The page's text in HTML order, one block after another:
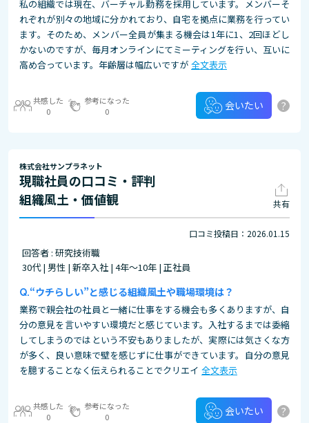
私の組織では現在、バーチャル勤務を採用しています。メンバーそ
れぞれが別々の地域に分かれており、自宅を拠点に業務を行ってい
ます。そのため、メンバー全員が集まる機会は1年に1、2回ほどし
かないのですが、毎月オンラインにてミーティングを行い、互いに
高め合っています。年齢層は幅広いですが 全文表示
共感した
0
参考になった
0
会いたい ?
株式会社サンプラネット
現職社員の口コミ・評判
組織風土・価値観
共有
口コミ投稿日：2026.01.15
回答者 : 研究技術職
30代 | 男性 | 新卒入社 | 4年～10年 | 正社員
“ウチらしい”と感じる組織風土や職場環境は？
業務で親会社の社員と一緒に仕事をする機会も多くありますが、自
分の意見を言いやすい環境だと感じています。入社するまでは委縮
してしまうのではという不安もありましたが、実際には気さくな方
が多く、良い意味で壁を感じずに仕事ができています。自分の意見
を臆することなく伝えられることでクリエイ 全文表示
共感した
0
参考になった
0
会いたい ?